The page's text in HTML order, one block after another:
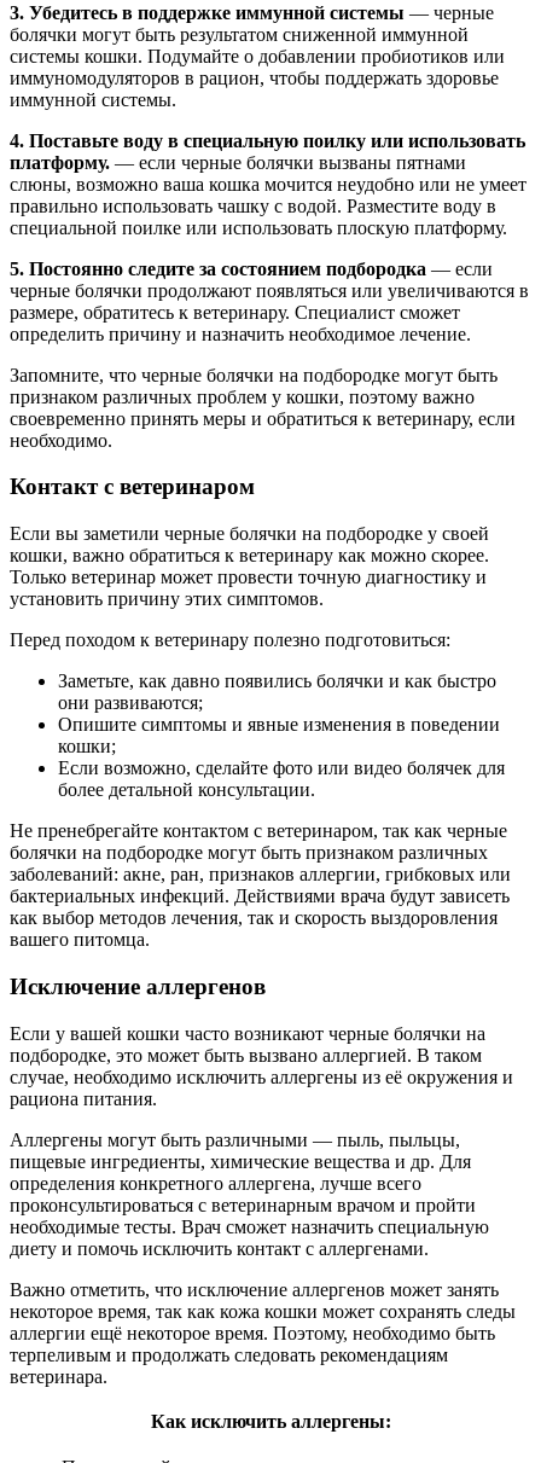
3. Убедитесь в поддержке иммунной системы — черные
болячки могут быть результатом сниженной иммунной
системы кошки. Подумайте о добавлении пробиотиков или
иммуномодуляторов в рацион, чтобы поддержать здоровье
иммунной системы.
4. Поставьте воду в специальную поилку или использовать
платформу. — если черные болячки вызваны пятнами
слюны, возможно ваша кошка мочится неудобно или не умеет
правильно использовать чашку с водой. Разместите воду в
специальной поилке или использовать плоскую платформу.
5. Постоянно следите за состоянием подбородка — если
черные болячки продолжают появляться или увеличиваются в
размере, обратитесь к ветеринару. Специалист сможет
определить причину и назначить необходимое лечение.
Запомните, что черные болячки на подбородке могут быть
признаком различных проблем у кошки, поэтому важно
своевременно принять меры и обратиться к ветеринару, если
необходимо.
Контакт с ветеринаром
Если вы заметили черные болячки на подбородке у своей
кошки, важно обратиться к ветеринару как можно скорее.
Только ветеринар может провести точную диагностику и
установить причину этих симптомов.
Перед походом к ветеринару полезно подготовиться:
Заметьте, как давно появились болячки и как быстро
они развиваются;
Опишите симптомы и явные изменения в поведении
кошки;
Если возможно, сделайте фото или видео болячек для
более детальной консультации.
Не пренебрегайте контактом с ветеринаром, так как черные
болячки на подбородке могут быть признаком различных
заболеваний: акне, ран, признаков аллергии, грибковых или
бактериальных инфекций. Действиями врача будут зависеть
как выбор методов лечения, так и скорость выздоровления
вашего питомца.
Исключение аллергенов
Если у вашей кошки часто возникают черные болячки на
подбородке, это может быть вызвано аллергией. В таком
случае, необходимо исключить аллергены из её окружения и
рациона питания.
Аллергены могут быть различными — пыль, пыльцы,
пищевые ингредиенты, химические вещества и др. Для
определения конкретного аллергена, лучше всего
проконсультироваться с ветеринарным врачом и пройти
необходимые тесты. Врач сможет назначить специальную
диету и помочь исключить контакт с аллергенами.
Важно отметить, что исключение аллергенов может занять
некоторое время, так как кожа кошки может сохранять следы
аллергии ещё некоторое время. Поэтому, необходимо быть
терпеливым и продолжать следовать рекомендациям
ветеринара.
Как исключить аллергены: